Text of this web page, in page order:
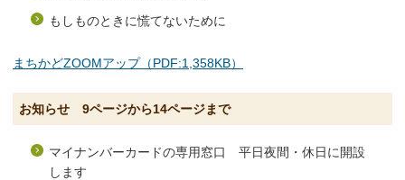
もしものときに慌てないために
まちかどZOOMアップ（PDF:1,358KB）
お知らせ 9ページから14ページまで
マイナンバーカードの専用窓口 平日夜間・休日に開設
します